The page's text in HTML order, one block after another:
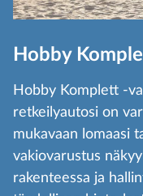
Hobby
Hobby Komplett -
retkeilyautosi on
mukavaan lomaasi
vakiovarustus
rakenteessa ja